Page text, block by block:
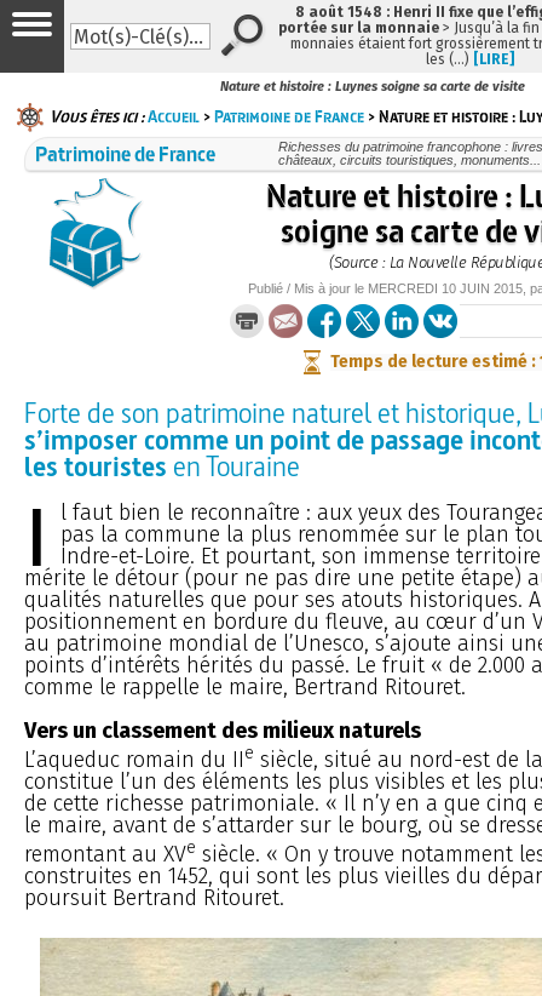
Nature et histoire : Luynes soigne sa carte de visite
Vous êtes ici :Accueil >Patrimoine de France > Nature et histoire :
Patrimoine de France
Richesses du patrimoine francophone :
châteaux, circuits touristiques, monuments...
Nature et histoire :
soigne sa carte de
(Source : La Nouvelle
Publié / Mis à jour le MERCREDI 10 JUIN 2015,
Temps de lecture estimé :
Forte de son patrimoine naturel et historique,
s’imposer comme un point de passage
les touristes en Touraine
I
l faut bien le reconnaître : aux yeux des
pas la commune la plus renommée sur le plan
Indre-et-Loire. Et pourtant, son immense territoire
mérite le détour (pour ne pas dire une petite étape)
qualités naturelles que pour ses atouts historiques.
positionnement en bordure du fleuve, au cœur d’un
au patrimoine mondial de l’Unesco, s’ajoute ainsi
points d’intérêts hérités du passé. Le fruit « de 2.000
comme le rappelle le maire, Bertrand Ritouret.
Vers un classement des milieux naturels
L’aqueduc romain du IIe siècle, situé au nord-est de
constitue l’un des éléments les plus visibles et les
de cette richesse patrimoniale. « Il n’y en a que cinq
le maire, avant de s’attarder sur le bourg, où se
remontant au XVe siècle. « On y trouve notamment
construites en 1452, qui sont les plus vieilles du
poursuit Bertrand Ritouret.
8 août 1548 : Henri II fixe que
portée sur la monnaie > Jusqu’à la
monnaies étaient fort grossièrement
les (…) [LIRE]